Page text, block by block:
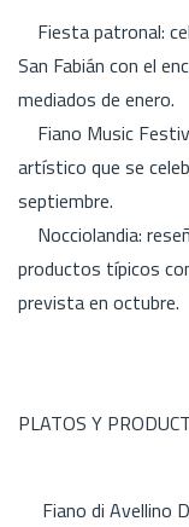
Fiesta patronal:
San Fabián con el
mediados de enero.
Fiano Music
artístico que se
septiembre.
Nocciolandia:
productos típicos
prevista en octubre.
PLATOS Y
Fiano di Avellino